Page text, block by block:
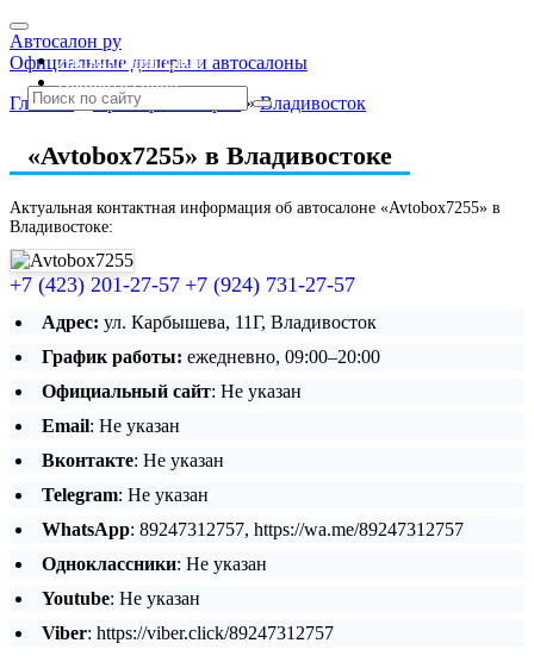
Автосалон ру
Официальные дилеры и автосалоны
Автосалоны Lada
Выбрать город
Главная » Приморский край » Владивосток
«Avtobox7255» в Владивостоке
Актуальная контактная информация об автосалоне «Avtobox7255» в
Владивостоке:
+7 (423) 201-27-57 +7 (924) 731-27-57
Адрес: ул. Карбышева, 11Г, Владивосток
График работы: ежедневно, 09:00–20:00
Официальный сайт: Не указан
Email: Не указан
Вконтакте: Не указан
Telegram: Не указан
WhatsApp: 89247312757, https://wa.me/89247312757
Одноклассники: Не указан
Youtube: Не указан
Viber: https://viber.click/89247312757